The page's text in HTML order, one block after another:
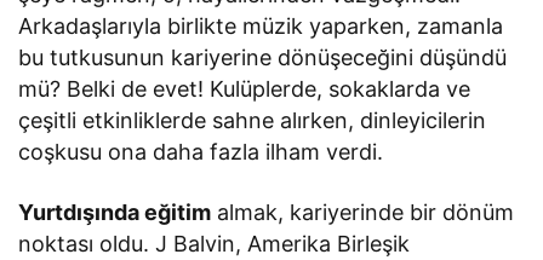
Arkadaşlarıyla birlikte müzik yaparken, zamanla
bu tutkusunun kariyerine dönüşeceğini düşündü
mü? Belki de evet! Kulüplerde, sokaklarda ve
çeşitli etkinliklerde sahne alırken, dinleyicilerin
coşkusu ona daha fazla ilham verdi.
Yurtdışında eğitim almak, kariyerinde bir dönüm
noktası oldu. J Balvin, Amerika Birleşik